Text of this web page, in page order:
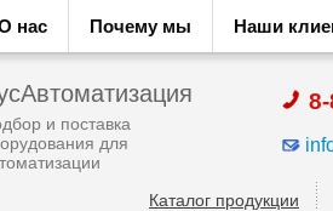
нас Почему мы Наши
и поставка
для
Каталог продукции